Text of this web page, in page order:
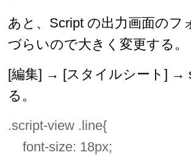
あと、Script の出力画面の
づらいので大きく変更する。
[編集] → [スタイルシート] →
る。
.script-view .line{
font-size: 18px;